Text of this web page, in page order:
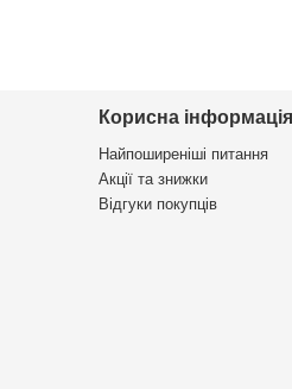
Корисна інформація
Найпоширеніші питання
Акції та знижки
Відгуки покупців